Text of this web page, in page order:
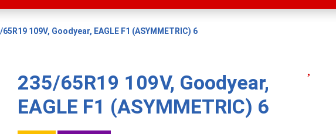
65R19 109V, Goodyear, EAGLE F1 (ASYMMETRIC) 6
235/65R19 109V, Goodyear,
EAGLE F1 (ASYMMETRIC) 6